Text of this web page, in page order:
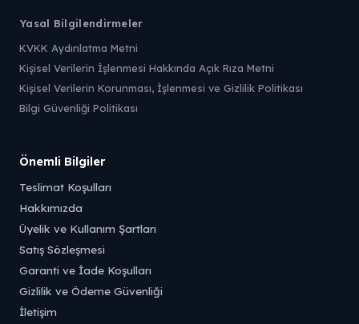
Yasal Bilgilendirmeler
KVKK Aydınlatma Metni
Kişisel Verilerin İşlenmesi Hakkında Açık Rıza Metni
Kişisel Verilerin Korunması, İşlenmesi ve Gizlilik Politikası
Bilgi Güvenliği Politikası
Önemli Bilgiler
Teslimat Koşulları
Hakkımızda
Üyelik ve Kullanım Şartları
Satış Sözleşmesi
Garanti ve İade Koşulları
Gizlilik ve Ödeme Güvenliği
İletişim